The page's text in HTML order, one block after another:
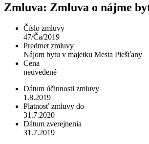
Zmluva: Zmluva o nájme
Číslo zmluvy
47/Ča/2019
Predmet zmluvy
Nájom bytu v majetku Mesta Piešťany
Cena
neuvedené
Dátum účinnosti zmluvy
1.8.2019
Platnosť zmluvy do
31.7.2020
Dátum zverejnenia
31.7.2019